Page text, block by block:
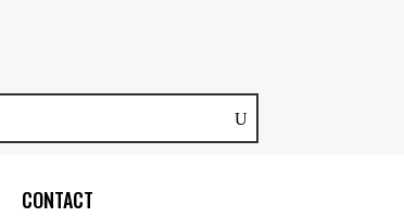
CONTACT